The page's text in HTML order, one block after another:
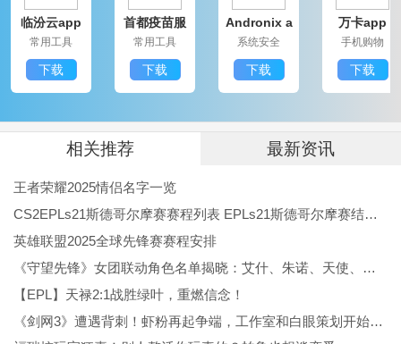
2、地方资讯
实时获取本地新闻与政策信息，掌握动态。
3、文化活动
查看活动详情并在线完成预约报名，参与便捷。
更新日志
v2.1.18版本
提升体验，修复部分问题。
临汾云app
最新版
常用工具
下载
首都疫苗服
务APP
常用工具
下载
Andronix a
pp(Linux模
系统安全
下载
万卡app
手机购物
下载
相关推荐 最新资讯
王者荣耀2025情侣名字一览
CS2EPLs21斯德哥尔摩赛赛程列表 EPLs21斯德哥尔摩赛结果公布
英雄联盟2025全球先锋赛赛程安排
《守望先锋》女团联动角色名单揭晓：艾什、朱诺、天使、伊拉锐与D.Va！
【EPL】天禄2:1战胜绿叶，重燃信念！
《剑网3》遭遇背刺！虾粉再起争端，工作室和白眼策划开始反噬